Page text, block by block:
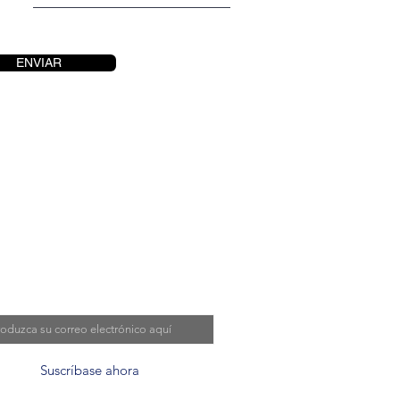
ENVIAR
Suscríbase ahora